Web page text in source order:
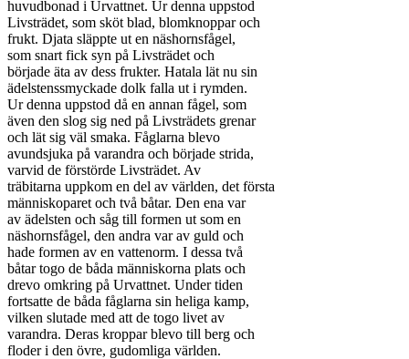
huvudbonad i Urvattnet. Ur denna uppstod
Livsträdet, som sköt blad, blomknoppar och
frukt. Djata släppte ut en näshornsfågel,
som snart fick syn på Livsträdet och
började äta av dess frukter. Hatala lät nu sin
ädelstenssmyckade dolk falla ut i rymden.
Ur denna uppstod då en annan fågel, som
även den slog sig ned på Livsträdets grenar
och lät sig väl smaka. Fåglarna blevo
avundsjuka på varandra och började strida,
varvid de förstörde Livsträdet. Av
träbitarna uppkom en del av världen, det första
människoparet och två båtar. Den ena var
av ädelsten och såg till formen ut som en
näshornsfågel, den andra var av guld och
hade formen av en vattenorm. I dessa två
båtar togo de båda människorna plats och
drevo omkring på Urvattnet. Under tiden
fortsatte de båda fåglarna sin heliga kamp,
vilken slutade med att de togo livet av
varandra. Deras kroppar blevo till berg och
floder i den övre, gudomliga världen.